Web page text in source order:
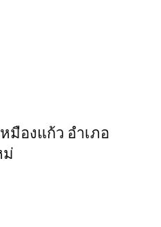
มืองแก้ว อำเภอ
ม่